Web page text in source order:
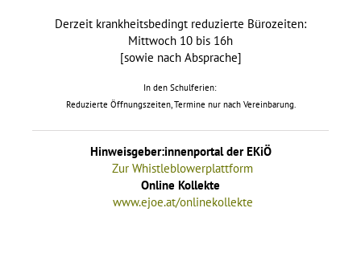
Derzeit krankheitsbedingt reduzierte Bürozeiten:
Mittwoch 10 bis 16h
[sowie nach Absprache]
In den Schulferien:
Reduzierte Öffnungszeiten, Termine nur nach Vereinbarung.
Hinweisgeber:innenportal der EKiÖ
Zur Whistleblowerplattform
Online Kollekte
www.ejoe.at/onlinekollekte